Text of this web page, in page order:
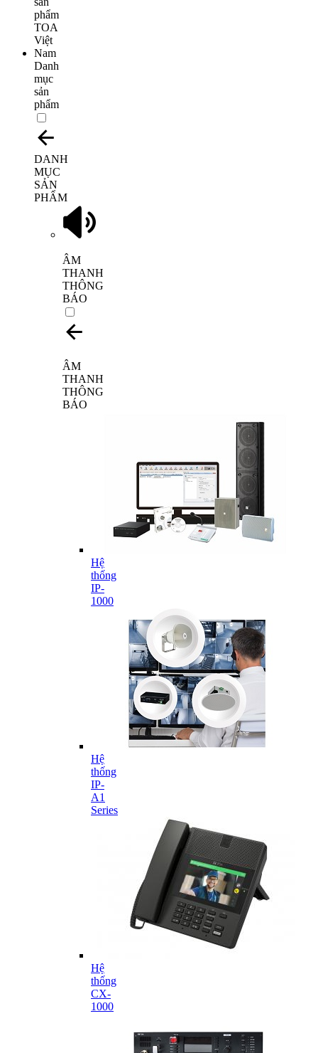
Danh
mục
sản
phẩm
DANH
MỤC
SẢN
PHẨM
ÂM
THANH
THÔNG
BÁO
ÂM
THANH
THÔNG
BÁO
Hệ
thống
IP-
1000
Hệ
thống
IP-
A1
Series
Hệ
thống
CX-
1000